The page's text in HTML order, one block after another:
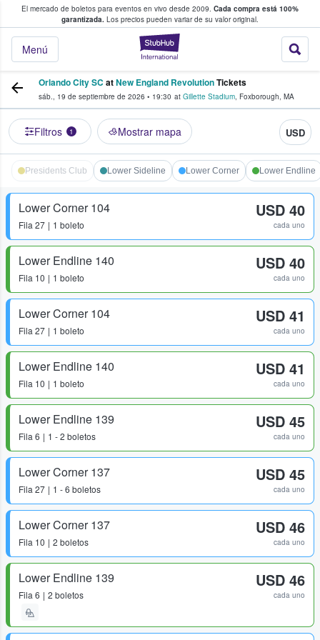
El mercado de boletos para eventos en vivo desde 2009. Cada compra está 100%
garantizada. Los precios pueden variar de su valor original.
StubHub: donde
Menú
fans compran y venden boletos
Orlando City SC atNew England RevolutionTickets
sáb., 19 de septiembre de 2026 • 19:30 at Gillette Stadium, Foxborough, MA
Filtros 1 Mostrar mapa USD
Presidents Club Lower Sideline Lower Corner Lower Endline
Lower Corner 104
Fila 27 1 boleto
USD 40
cada uno
Lower Endline 140
Fila 10 1 boleto
USD 40
cada uno
Lower Corner 104
Fila 27 1 boleto
USD 41
cada uno
Lower Endline 140
Fila 10 1 boleto
USD 41
cada uno
Lower Endline 139
Fila 6 1 - 2 boletos
USD 45
cada uno
Lower Corner 137
Fila 27 1 - 6 boletos
USD 45
cada uno
Lower Corner 137
Fila 10 2 boletos
USD 46
cada uno
Lower Endline 139
Fila 6 2 boletos
USD 46
cada uno